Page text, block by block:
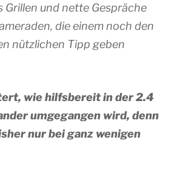
Grillen und nette Gespräche
die einem noch den
nützlichen Tipp geben
wie hilfsbereit in der 2.4
umgegangen wird, denn
nur bei ganz wenigen